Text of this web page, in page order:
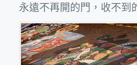
永遠不再開的門，收不